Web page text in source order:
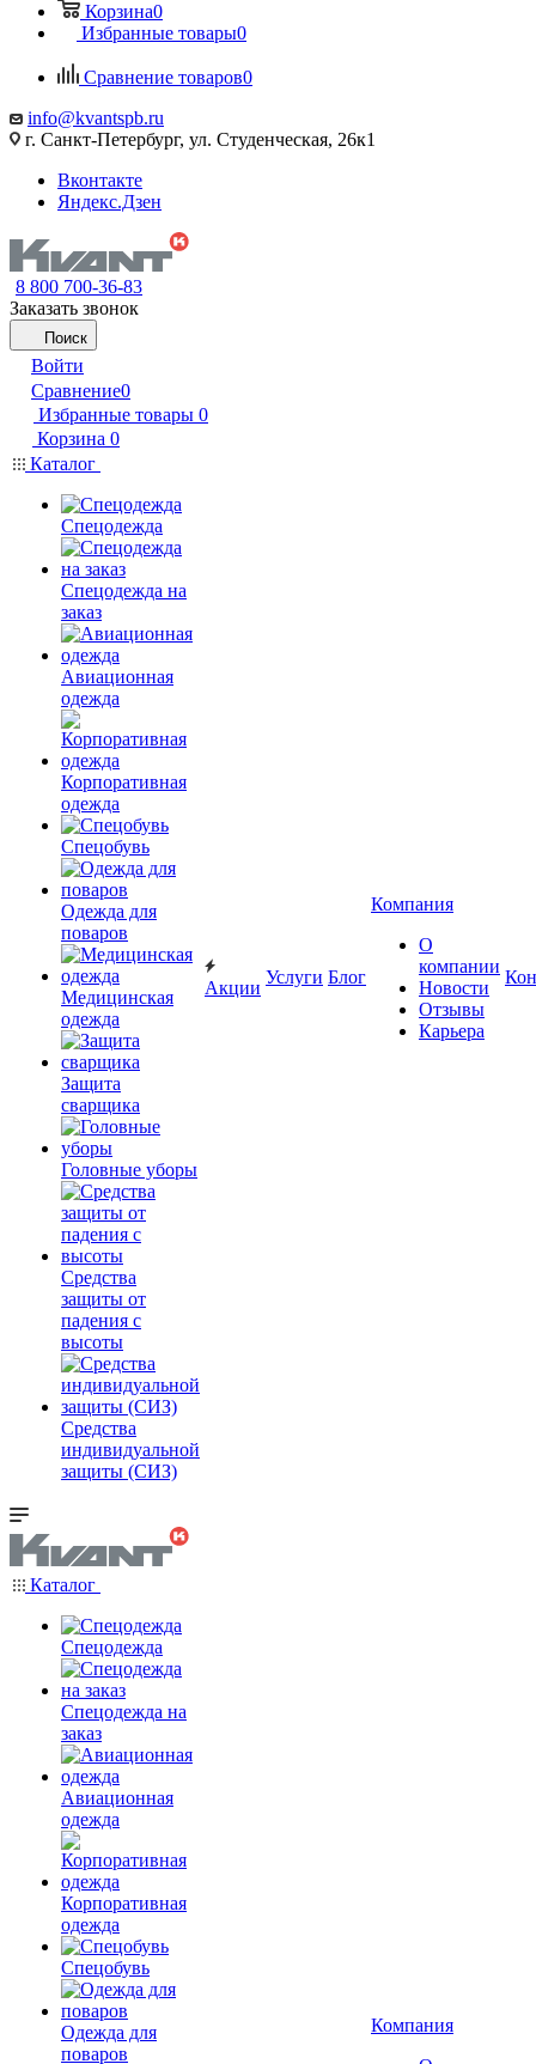
Корзина0
Избранные товары0
Сравнение товаров0
info@kvantspb.ru
г. Санкт-Петербург, ул. Студенческая, 26к1
Вконтакте
Яндекс.Дзен
8 800 700-36-83
Заказать звонок
Поиск
Войти
Сравнение0
Избранные товары 0
Корзина 0
Каталог
Спецодежда
Спецодежда на
заказ
Авиационная
одежда
Корпоративная
одежда
Спецобувь
Одежда для
поваров
Медицинская
одежда
Защита
сварщика
Головные уборы
Средства
защиты от
падения с
высоты
Средства
индивидуальной
защиты (СИЗ)
Акции
Услуги Блог
Компания
О
компании
Новости
Отзывы
Карьера
Каталог
Спецодежда
Спецодежда на
заказ
Авиационная
одежда
Корпоративная
одежда
Спецобувь
Одежда для
поваров
Компания